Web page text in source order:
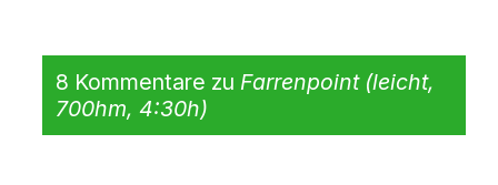
8 Kommentare zu Farrenpoint (leicht,
700hm, 4:30h)